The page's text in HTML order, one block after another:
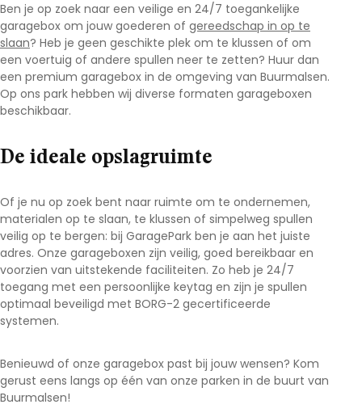
Ben je op zoek naar een veilige en 24/7 toegankelijke
garagebox om jouw goederen of gereedschap in op te
slaan? Heb je geen geschikte plek om te klussen of om
een voertuig of andere spullen neer te zetten? Huur dan
een premium garagebox in de omgeving van Buurmalsen.
Op ons park hebben wij diverse formaten garageboxen
beschikbaar.
De ideale opslagruimte
Of je nu op zoek bent naar ruimte om te ondernemen,
materialen op te slaan, te klussen of simpelweg spullen
veilig op te bergen: bij GaragePark ben je aan het juiste
adres. Onze garageboxen zijn veilig, goed bereikbaar en
voorzien van uitstekende faciliteiten. Zo heb je 24/7
toegang met een persoonlijke keytag en zijn je spullen
optimaal beveiligd met BORG-2 gecertificeerde
systemen.
Benieuwd of onze garagebox past bij jouw wensen? Kom
gerust eens langs op één van onze parken in de buurt van
Buurmalsen!